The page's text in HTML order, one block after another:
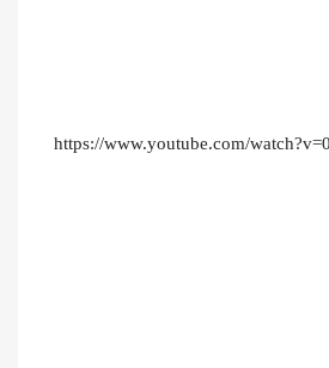
https://www.youtube.com/